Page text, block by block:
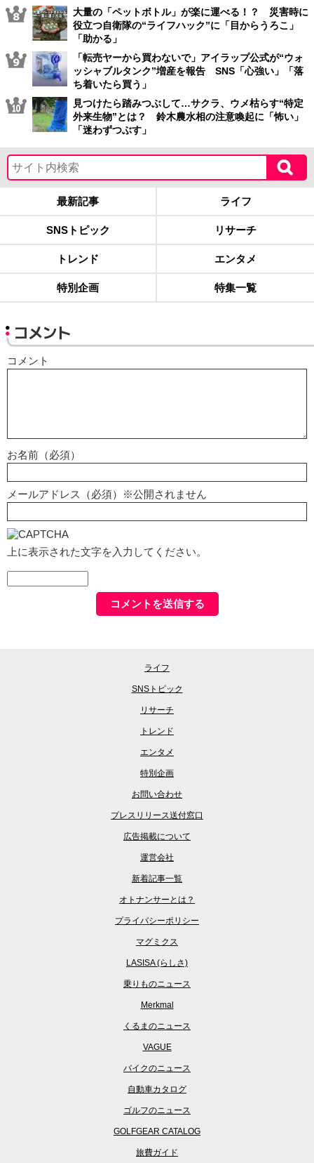
大量の「ペットボトル」が楽に運べる！？ 災害時に
役立つ自衛隊の“ライフハック”に「目からうろこ」
「助かる」
「転売ヤーから買わないで」アイラップ公式が“ウォ
ッシャブルタンク”増産を報告 SNS「心強い」「落
ち着いたら買う」
見つけたら踏みつぶして…サクラ、ウメ枯らす“特定
外来生物”とは？ 鈴木農水相の注意喚起に「怖い」
「迷わずつぶす」
最新記事 ライフ
SNSトピック リサーチ
トレンド エンタメ
特別企画 特集一覧
コメント
コメント
お名前（必須）
メールアドレス（必須）※公開されません
上に表示された文字を入力してください。
ライフ
SNSトピック
リサーチ
トレンド
エンタメ
特別企画
お問い合わせ
プレスリリース送付窓口
広告掲載について
運営会社
新着記事一覧
オトナンサーとは？
プライバシーポリシー
マグミクス
LASISA (らしさ)
乗りものニュース
Merkmal
くるまのニュース
VAGUE
バイクのニュース
自動車カタログ
ゴルフのニュース
GOLFGEAR CATALOG
旅費ガイド